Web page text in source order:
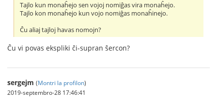
Tajlo kun monaĥejo sen vojoj nomiĝas vira monaĥejo.
Tajlo kon monaĥejo kun vojo nomiĝas monaĥinejo.
Ĉu aliaj tajloj havas nomojn?
Ĉu vi povas ekspliki ĉi-supran ŝercon?
sergejm (Montri la profilon)
2019-septembro-28 17:46:41